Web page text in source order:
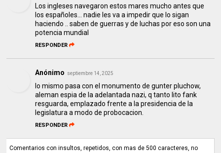
Los ingleses navegaron estos mares mucho antes que
los españoles... nadie les va a impedir que lo sigan
haciendo .. saben de guerras y de luchas por eso son una
potencia mundial
RESPONDER
Anónimo septiembre 14, 2025
lo mismo pasa con el monumento de gunter pluchow,
aleman espia de la adelantada nazi, q tanto lito fank
resguarda, emplazado frente a la presidencia de la
legislatura a modo de probocacion.
RESPONDER
Comentarios con insultos, repetidos, con mas de 500 caracteres, no